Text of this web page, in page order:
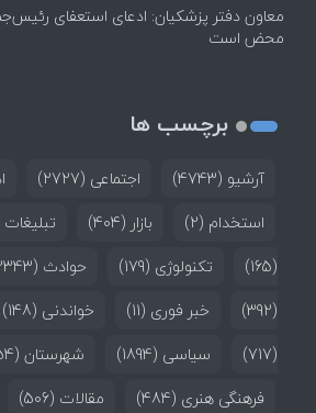
معاون دفتر پزشکیان: ادعای استعفای
محض است
برچسب ها
آرشیو (4743) اجتماعی (2727)
استخدام (2) بازار (404) تبلیغات
(165)
تکنولوژی (179) حوادث (2343)
(392)
خبر فوری (11) خواندنی (148)
(717)
سیاسی (1894) شهرستان (5854)
فرهنگی هنری (484) مقالات (506)